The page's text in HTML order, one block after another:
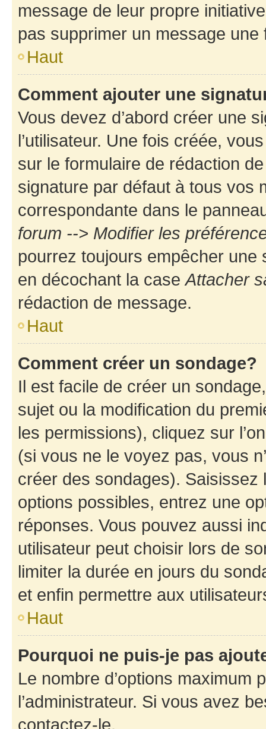
message de leur propre
pas supprimer un message une
Haut
Comment ajouter une
Vous devez d’abord créer une
l’utilisateur. Une fois créée,
sur le formulaire de rédaction
signature par défaut à tous vos
correspondante dans le
forum --> Modifier les
pourrez toujours empêcher une
en décochant la caseAttacher
rédaction de message.
Haut
Comment créer un sondage?
Il est facile de créer un
sujet ou la modification du
les permissions), cliquez sur
(si vous ne le voyez pas, vous
créer des sondages).
options possibles, entrez une
réponses. Vous pouvez aussi
utilisateur peut choisir lors de
limiter la durée en jours du
et enfin permettre aux
Haut
Pourquoi ne puis-je pas
Le nombre d’options maximum
l’administrateur. Si vous avez
contactez-le.